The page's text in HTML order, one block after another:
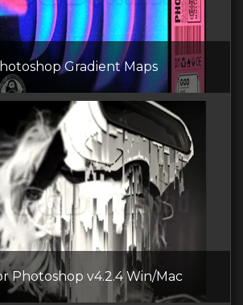
Gradient Maps
Photoshop v4.2.4 Win/Mac